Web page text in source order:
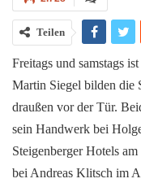
Teilen
Freitags und samstags
Martin Siegel bilden die
draußen vor der Tür.
sein Handwerk bei
Steigenberger Hotels
bei Andreas Klitsch im